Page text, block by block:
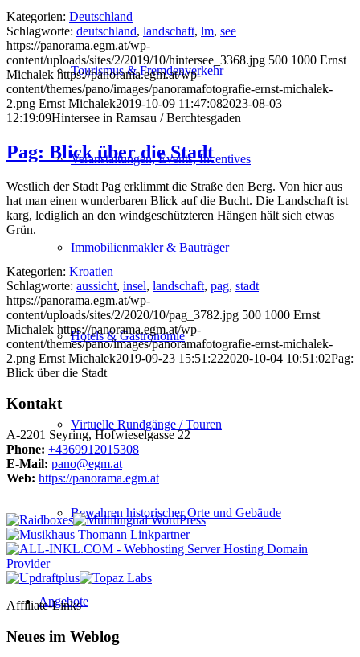
Tourismus & Fremdenverkehr
Veranstaltungen, Events, Incentives
Immobilienmakler & Bauträger
Hotels & Gastronomie
Virtuelle Rundgänge / Touren
Bewahren historischer Orte und Gebäude
Angebote
Kategorien: Deutschland
Schlagworte: deutschland, landschaft, lm, see
https://panorama.egm.at/wp-
content/uploads/sites/2/2019/10/hintersee_3368.jpg 500 1000 Ernst
Michalek https://panorama.egm.at/wp-
content/themes/pano/images/panoramafotografie-ernst-michalek-
2.png Ernst Michalek2019-10-09 11:47:082023-08-03
12:19:09Hintersee in Ramsau / Berchtesgaden
Pag: Blick über die Stadt
Westlich der Stadt Pag erklimmt die Straße den Berg. Von hier aus
hat man einen wunderbaren Blick auf die Bucht. Die Landschaft ist
karg, lediglich an den windgeschützteren Hängen hält sich etwas
Grün.
Kategorien: Kroatien
Schlagworte: aussicht, insel, landschaft, pag, stadt
https://panorama.egm.at/wp-
content/uploads/sites/2/2020/10/pag_3782.jpg 500 1000 Ernst
Michalek https://panorama.egm.at/wp-
content/themes/pano/images/panoramafotografie-ernst-michalek-
2.png Ernst Michalek2019-09-23 15:51:222020-10-04 10:51:02Pag:
Blick über die Stadt
Kontakt
A-2201 Seyring, Hofwieselgasse 22
Phone: +4369912015308
E-Mail: pano@egm.at
Web: https://panorama.egm.at
Affiliate-Links
Neues im Weblog